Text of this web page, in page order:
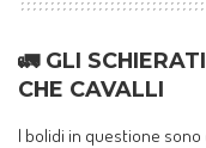
🚛 GLI
CHE CAVALLI
I bolidi in questione